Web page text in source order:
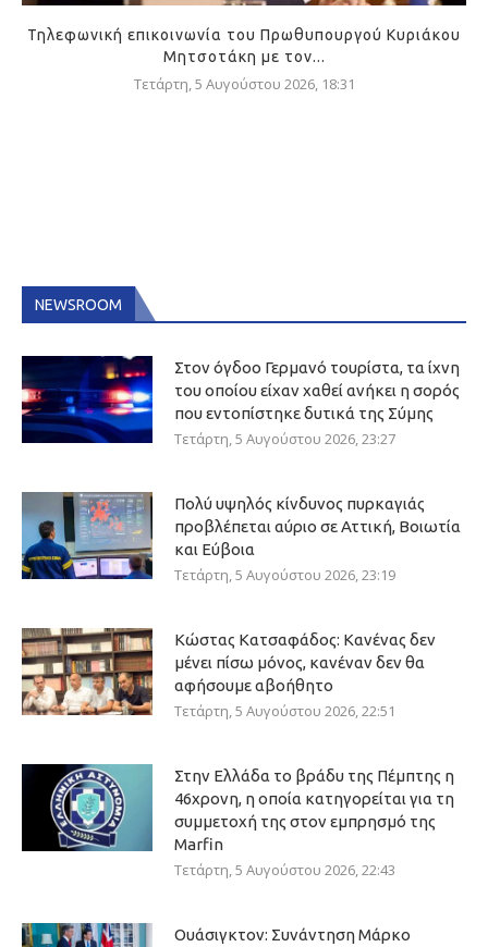
Τηλεφωνική επικοινωνία του Πρωθυπουργού Κυριάκου
Μητσοτάκη με τον...
Τετάρτη, 5 Αυγούστου 2026, 18:31
NEWSROOM
Στον όγδοο Γερμανό τουρίστα, τα ίχνη
του οποίου είχαν χαθεί ανήκει η σορός
που εντοπίστηκε δυτικά της Σύμης
Τετάρτη, 5 Αυγούστου 2026, 23:27
Πολύ υψηλός κίνδυνος πυρκαγιάς
προβλέπεται αύριο σε Αττική, Βοιωτία
και Εύβοια
Τετάρτη, 5 Αυγούστου 2026, 23:19
Κώστας Κατσαφάδος: Κανένας δεν
μένει πίσω μόνος, κανέναν δεν θα
αφήσουμε αβοήθητο
Τετάρτη, 5 Αυγούστου 2026, 22:51
Στην Ελλάδα το βράδυ της Πέμπτης η
46χρονη, η οποία κατηγορείται για τη
συμμετοχή της στον εμπρησμό της
Marfin
Τετάρτη, 5 Αυγούστου 2026, 22:43
Ουάσιγκτον: Συνάντηση Μάρκο